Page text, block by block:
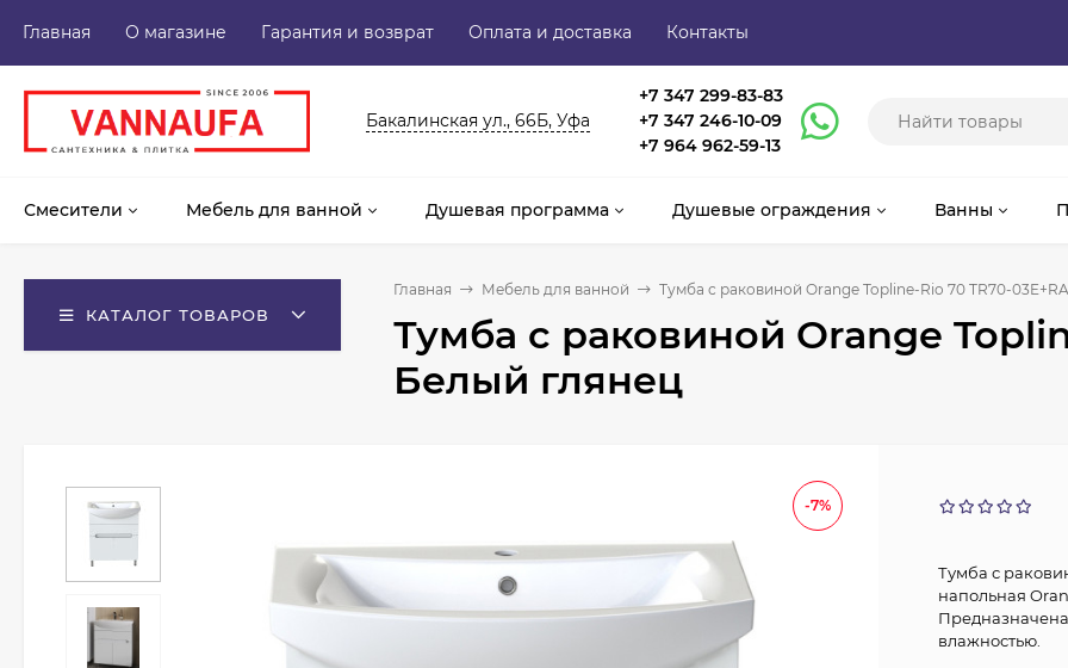
Главная О магазине Гарантия и возврат Оплата и доставка Контакты
Бакалинская ул., 66Б, Уфа
+7 347 299-83-83
+7 347 246-10-09
+7 964 962-59-13
Смесители Мебель для ванной Душевая программа Душевые ограждения Ванны
КАТАЛОГ ТОВАРОВ
Главная Мебель для ванной Тумба с раковиной Orange Topline-Rio 70 TR70-
Тумба с раковиной Orange
Белый глянец
-7%
Тумба с
напольная
влажностью.